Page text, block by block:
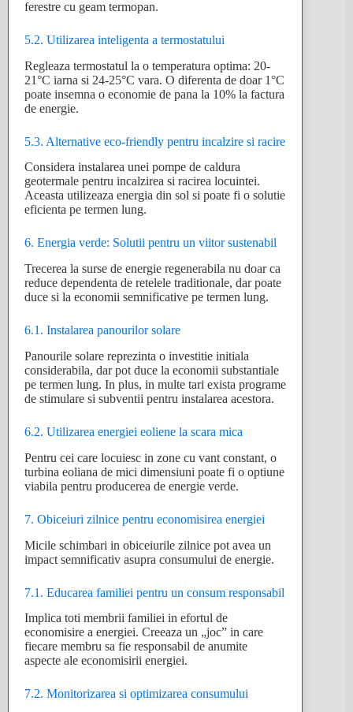
ferestre cu geam termopan.
5.2. Utilizarea inteligenta a termostatului
Regleaza termostatul la o temperatura optima: 20-
21°C iarna si 24-25°C vara. O diferenta de doar 1°C
poate insemna o economie de pana la 10% la factura
de energie.
5.3. Alternative eco-friendly pentru incalzire si racire
Considera instalarea unei pompe de caldura
geotermale pentru incalzirea si racirea locuintei.
Aceasta utilizeaza energia din sol si poate fi o solutie
eficienta pe termen lung.
6. Energia verde: Solutii pentru un viitor sustenabil
Trecerea la surse de energie regenerabila nu doar ca
reduce dependenta de retelele traditionale, dar poate
duce si la economii semnificative pe termen lung.
6.1. Instalarea panourilor solare
Panourile solare reprezinta o investitie initiala
considerabila, dar pot duce la economii substantiale
pe termen lung. In plus, in multe tari exista programe
de stimulare si subventii pentru instalarea acestora.
6.2. Utilizarea energiei eoliene la scara mica
Pentru cei care locuiesc in zone cu vant constant, o
turbina eoliana de mici dimensiuni poate fi o optiune
viabila pentru producerea de energie verde.
7. Obiceiuri zilnice pentru economisirea energiei
Micile schimbari in obiceiurile zilnice pot avea un
impact semnificativ asupra consumului de energie.
7.1. Educarea familiei pentru un consum responsabil
Implica toti membrii familiei in efortul de
economisire a energiei. Creeaza un „joc” in care
fiecare membru sa fie responsabil de anumite
aspecte ale economisirii energiei.
7.2. Monitorizarea si optimizarea consumului